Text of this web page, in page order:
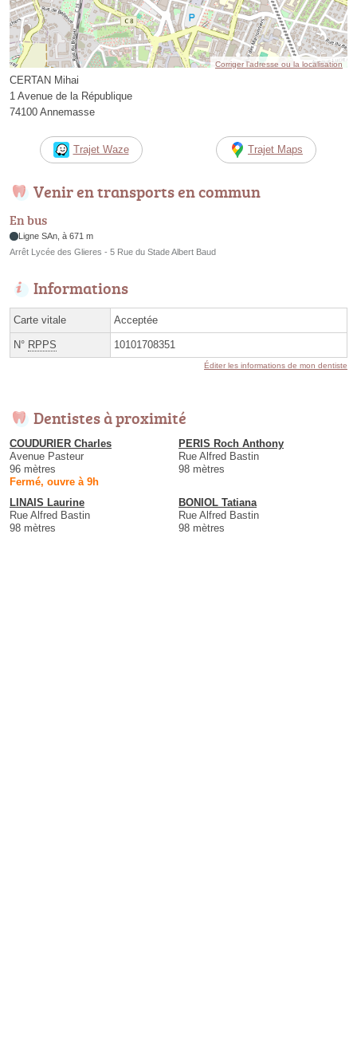
Corriger l’adresse ou la localisation
CERTAN Mihai
1 Avenue de la République
74100 Annemasse
Trajet Waze Trajet Maps
Venir en transports en commun
En bus
Ligne SAn, à 671 m
Arrêt Lycée des Glieres - 5 Rue du Stade Albert Baud
Informations
Carte vitale Acceptée
N° RPPS 10101708351
Éditer les informations de mon dentiste
Dentistes à proximité
COUDURIER Charles
Avenue Pasteur
96 mètres
Fermé, ouvre à 9h
PERIS Roch Anthony
Rue Alfred Bastin
98 mètres
LINAIS Laurine
Rue Alfred Bastin
98 mètres
BONIOL Tatiana
Rue Alfred Bastin
98 mètres